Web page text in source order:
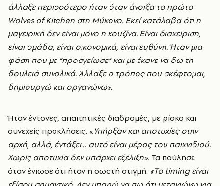
άλλαξε περισσότερο ήταν όταν άνοιξα το πρώτο
Wolves of Kitchen στη Μύκονο. Εκεί κατάλαβα ότι η
μαγειρική δεν είναι μόνο η κουζίνα. Είναι διαχείριση,
είναι ομάδα, είναι οικονομικά, είναι ευθύνη. Ήταν μια
φάση που με “προσγείωσε” και με έκανε να δω τη
δουλειά συνολικά. Άλλαξε ο τρόπος που σκέφτομαι,
δημιουργώ και οργανώνω».
Ήταν έντονες, απαιτητικές διαδρομές, με ρίσκο και
συνεχείς προκλήσεις. «Υπήρξαν και αποτυχίες στην
αρχή, αλλά, έντάξει… αυτό είναι μέρος του παιχνιδιού.
Χωρίς αποτυχία δεν υπάρχει εξέλιξη». Τα πούλησε
όταν ένιωσε ότι ήταν η σωστή στιγμή. «Το timing είναι